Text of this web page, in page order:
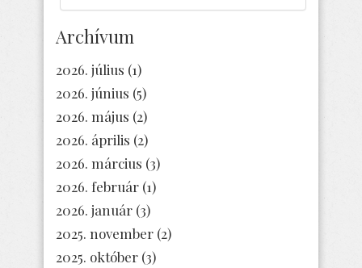
Archívum
2026. július (1)
2026. június (5)
2026. május (2)
2026. április (2)
2026. március (3)
2026. február (1)
2026. január (3)
2025. november (2)
2025. október (3)